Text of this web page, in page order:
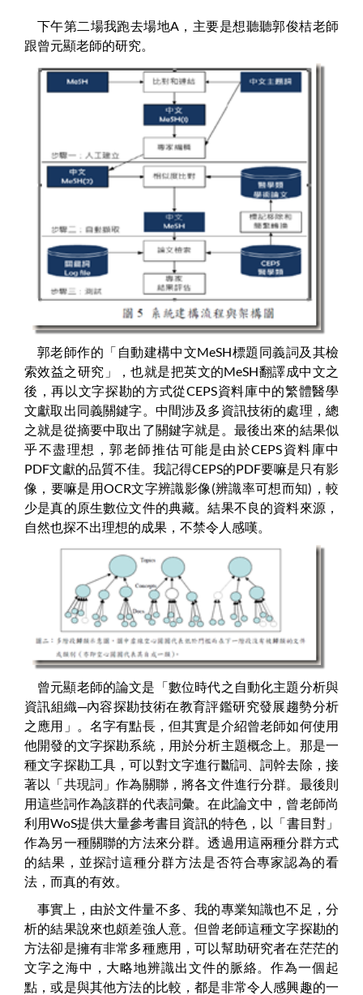
下午第二場我跑去場地A，主要是想聽聽郭俊桔老師
跟曾元顯老師的研究。
郭老師作的「自動建構中文MeSH標題同義詞及其檢
索效益之研究」，也就是把英文的MeSH翻譯成中文之
後，再以文字探勘的方式從CEPS資料庫中的繁體醫學
文獻取出同義關鍵字。中間涉及多資訊技術的處理，總
之就是從摘要中取出了關鍵字就是。最後出來的結果似
乎不盡理想，郭老師推估可能是由於CEPS資料庫中
PDF文獻的品質不佳。我記得CEPS的PDF要嘛是只有影
像，要嘛是用OCR文字辨識影像(辨識率可想而知)，較
少是真的原生數位文件的典藏。結果不良的資料來源，
自然也探不出理想的成果，不禁令人感嘆。
曾元顯老師的論文是「數位時代之自動化主題分析與
資訊組織─內容探勘技術在教育評鑑研究發展趨勢分析
之應用」。名字有點長，但其實是介紹曾老師如何使用
他開發的文字探勘系統，用於分析主題概念上。那是一
種文字探勘工具，可以對文字進行斷詞、詞幹去除，接
著以「共現詞」作為關聯，將各文件進行分群。最後則
用這些詞作為該群的代表詞彙。在此論文中，曾老師尚
利用WoS提供大量參考書目資訊的特色，以「書目對」
作為另一種關聯的方法來分群。透過用這兩種分群方式
的結果，並探討這種分群方法是否符合專家認為的看
法，而真的有效。
事實上，由於文件量不多、我的專業知識也不足，分
析的結果說來也頗差強人意。但曾老師這種文字探勘的
方法卻是擁有非常多種應用，可以幫助研究者在茫茫的
文字之海中，大略地辨識出文件的脈絡。作為一個起
點，或是與其他方法的比較，都是非常令人感興趣的一